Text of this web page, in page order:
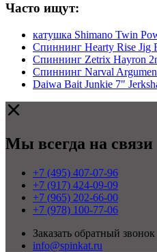
Часто ищут:
катушка Shimano Twin
Спиннинг Hearty Rise Jig
Спиннинг Zetrix Hayron
Спиннинг Narval
Daiwa Bait Junkie 7"
Мы всегда на связи
+7 (495) 407-07-96
+7 (917) 424-09-09
+7 (965) 202-66-00
+7 (978) 100-77-06
Заказать обратный звонок
info@spinkat.ru